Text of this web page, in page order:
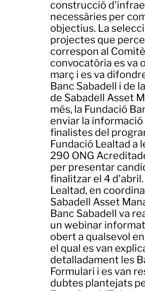
construcció
necessàries per
objectius. La
projectes que
correspon al
convocatòria es va
març i es va
Banc Sabadell i de
de Sabadell Asset
més, la Fundació
enviar la
finalistes del
Fundació Lealtad a
290 ONG
per presentar
finalitzar el 4
Lealtad, en
Sabadell Asset
Banc Sabadell va
un webinar
obert a qualsevol
el qual es van
detalladament les
Formulari i es van
dubtes plantejats